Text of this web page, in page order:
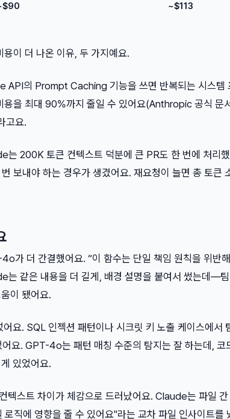
~$113
이 더 나온 이유, 두 가지예요.
API의 Prompt Caching 기능을 쓰면 반복되는 시스템
용을 최대 90%까지 줄일 수 있어요(Anthropic 공식 문
고요.
는 200K 토큰 컨텍스트 덕분에 큰 PR도 한 번에 처리
보내야 하는 경우가 생겼어요. 재요청이 늘면 총 토큰
가 더 간결했어요. “이 함수는 단일 책임 원칙을 위반
는 같은 내용을 더 길게, 배경 설명을 붙여서 썼는데—
이 됐어요.
요. SQL 인젝션 패턴이나 시크릿 키 노출 케이스에서
요. GPT-4o는 패턴 매칭 수준의 탐지는 잘 하는데, 코
있었어요.
텍스트 차이가 체감으로 드러났어요. Claude는 파일 간
직에 영향을 줄 수 있어요"라는 교차 파일 인사이트를